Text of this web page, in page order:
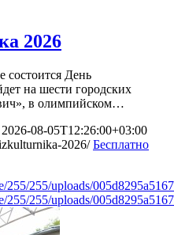
2026
состоится День
на шести городских
в олимпийском…
2026-08-05T12:26:00+03:00
2026/ Бесплатно
255/255/uploads/
255/255/uploads/